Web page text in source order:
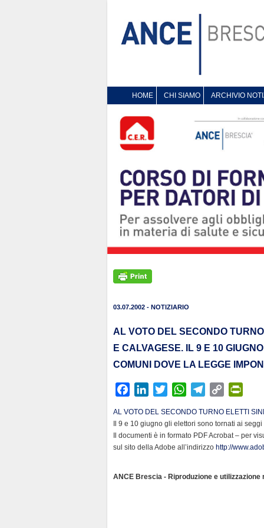
HOME CHI SIAMO ARCHIVIO
03.07.2002 - NOTIZIARIO
AL VOTO DEL SECONDO
E CALVAGESE. IL 9 E 10
COMUNI DOVE LA LEGGE
c
e
b
o
n
k
e
I
i
t
t
r
W
a
t
s
p
l
e
g
a
C
p
y
L
n
n
t
r
AL VOTO DEL SECONDO TURNO ELETTI
Il 9 e 10 giugno gli elettori sono tornati ai
Il documenti è in formato PDF Acrobat – per
sul sito della Adobe all’indirizzo http://
ANCE Brescia - Riproduzione e utilizzazione